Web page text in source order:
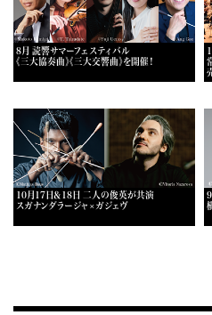
8月 読響サマーフェスティバル
《三大協奏曲》《三大交響曲》を開催！
10月17日＆18日 二人の俊英が共演
スガナンダラージャ×ガジェヴ